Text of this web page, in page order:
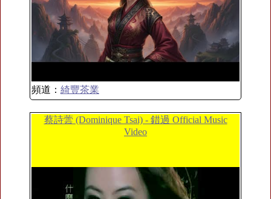
頻道： 綺豐茶業
蔡詩蕓 (Dominique Tsai) - 錯過 Official Music
Video